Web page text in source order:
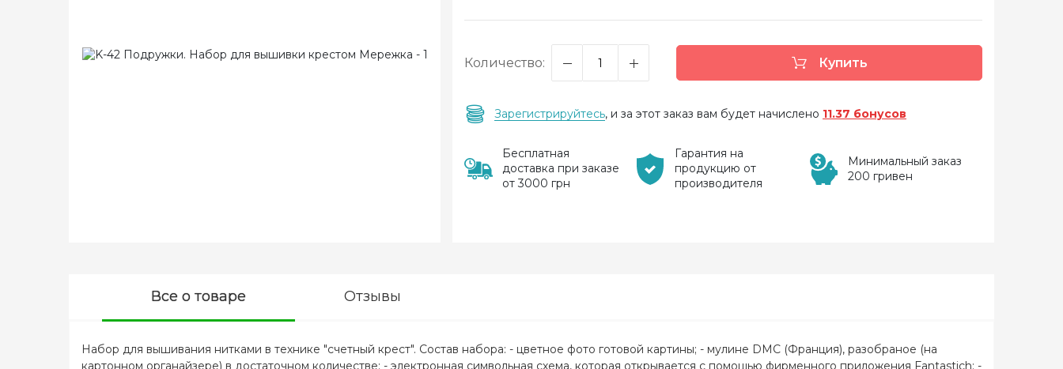
Количество: Купить
Зарегистрируйтесь, и за этот заказ вам будет начислено 11.37 бонусов
Бесплатная
доставка при заказе
от 3000 грн
Гарантия на
продукцию от
производителя
Минимальный заказ
200 гривен
Все о товаре Отзывы
Набор для вышивания нитками в технике "счетный крест". Состав набора: - цветное фото готовой картины; - мулине DMC (Франция), разобраное (на
картонном органайзере) в достаточном количестве; - электронная символьная схема, которая открывается с помощью фирменного приложения Fantastich; -